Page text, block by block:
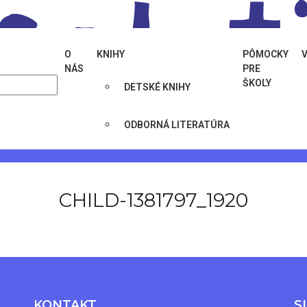
tvoriva-dramatika-nechajme-babky-prehovorit/child-
O
NÁS
KNIHY
DETSKÉ KNIHY
ODBORNÁ LITERATÚRA
PÔMOCKY
PRE
ŠKOLY
CHILD-1381797_1920